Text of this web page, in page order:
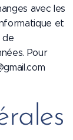
avec les
et
de
Pour